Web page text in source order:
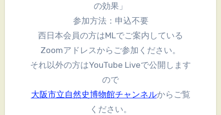
の効果」
参加方法：申込不要
西日本会員の方はMLでご案内している
Zoomアドレスからご参加ください。
それ以外の方はYouTube Liveで公開します
ので
大阪市立自然史博物館チャンネルからご覧
ください。